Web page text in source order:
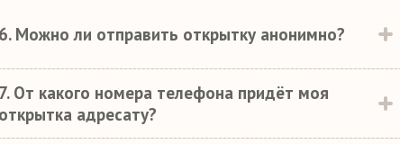
6. Можно ли отправить открытку анонимно?
7. От какого номера телефона придёт моя
открытка адресату?